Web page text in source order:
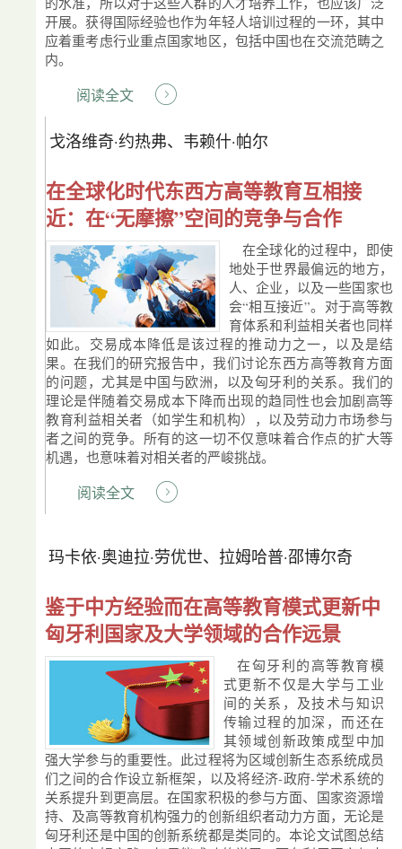
开展。获得国际经验也作为年轻人培训过程的一环，其中
应着重考虑行业重点国家地区，包括中国也在交流范畴之
内。
阅读全文
戈洛维奇·约热弗、韦赖什·帕尔
在全球化时代东西方高等教育互相接
近：在“无摩擦”空间的竞争与合作
在全球化的过程中，即使
地处于世界最偏远的地方，
人、企业，以及一些国家也
会“相互接近”。对于高等教
育体系和利益相关者也同样
如此。交易成本降低是该过程的推动力之一，以及是结
果。在我们的研究报告中，我们讨论东西方高等教育方面
的问题，尤其是中国与欧洲，以及匈牙利的关系。我们的
理论是伴随着交易成本下降而出现的趋同性也会加剧高等
教育利益相关者（如学生和机构），以及劳动力市场参与
者之间的竞争。所有的这一切不仅意味着合作点的扩大等
机遇，也意味着对相关者的严峻挑战。
阅读全文
玛卡依·奥迪拉·劳优世、拉姆哈普·邵博尔奇
鉴于中方经验而在高等教育模式更新中
匈牙利国家及大学领域的合作远景
在匈牙利的高等教育模
式更新不仅是大学与工业
间的关系，及技术与知识
传输过程的加深，而还在
其领域创新政策成型中加
强大学参与的重要性。此过程将为区域创新生态系统成员
们之间的合作设立新框架，以及将经济-政府-学术系统的
关系提升到更高层。在国家积极的参与方面、国家资源增
持、及高等教育机构强力的创新组织者动力方面，无论是
匈牙利还是中国的创新系统都是类同的。本论文试图总结